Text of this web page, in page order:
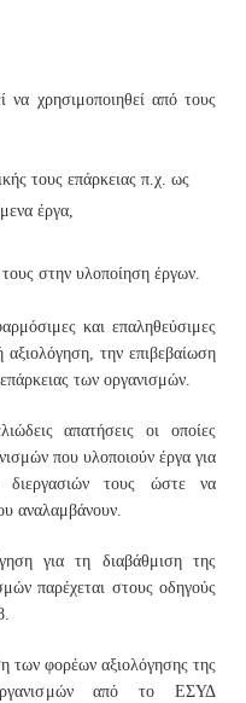
χρησιμοποιηθεί από τους
τους επάρκειας π.χ. ως
έργα,
στην υλοποίηση έργων.
και επαληθεύσιμες
αξιολόγηση, την επιβεβαίωση
των οργανισμών.
απατήσεις οι οποίες
που υλοποιούν έργα για
τους ώστε να
αναλαμβάνουν.
για τη διαβάθμιση της
παρέχεται στους οδηγούς
των φορέων αξιολόγησης της
οργανισμών από το ΕΣΥΔ